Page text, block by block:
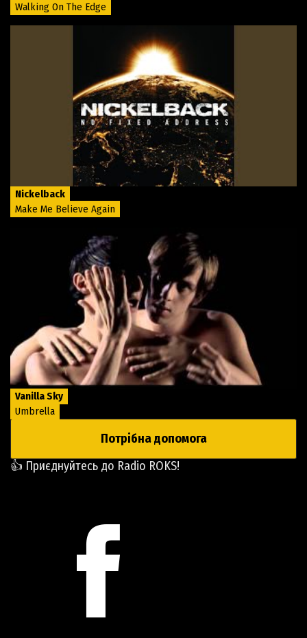
Walking On The Edge
Nickelback
Make Me Believe Again
Vanilla Sky
Umbrella
Потрібна допомога
👍 Приєднуйтесь до Radio ROKS!